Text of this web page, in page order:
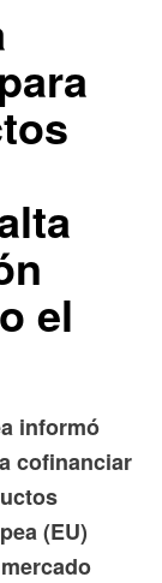
el
informó
cofinanciar
(EU)